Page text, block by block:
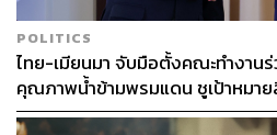
POLITICS
ไทย-เมียนมา จับมือตั้งคณะทำงาน
คุณภาพน้ำข้ามพรมแดน ชูเป้าหมา